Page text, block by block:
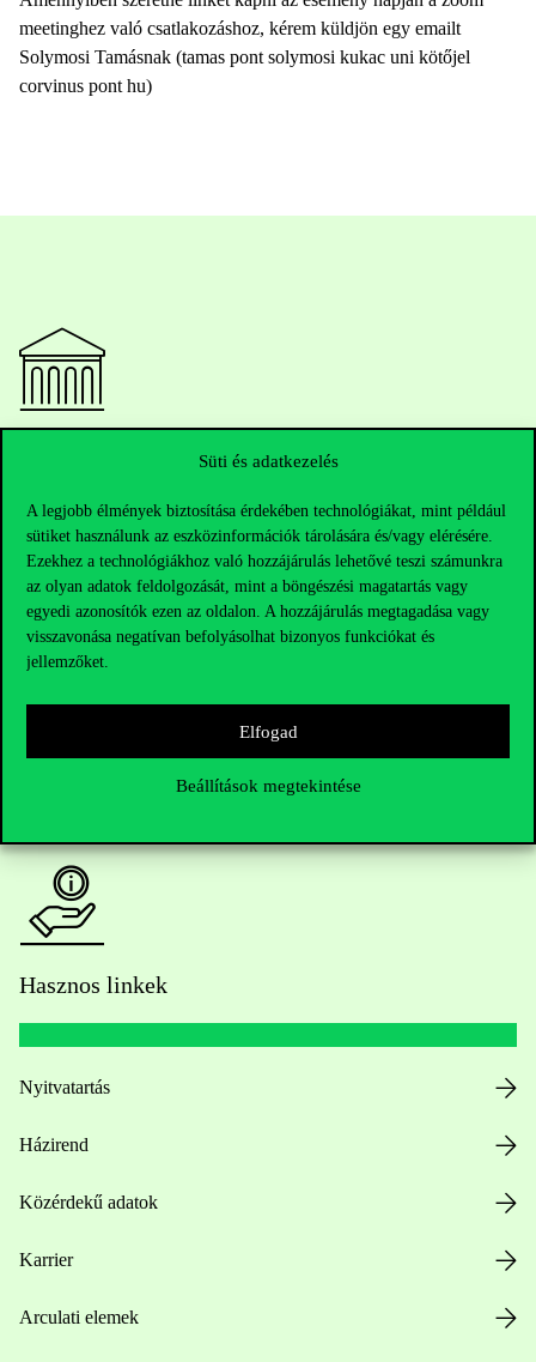
Süti és adatkezelés
A legjobb élmények biztosítása érdekében technológiákat, mint például
sütiket használunk az eszközinformációk tárolására és/vagy elérésére.
Ezekhez a technológiákhoz való hozzájárulás lehetővé teszi számunkra
az olyan adatok feldolgozását, mint a böngészési magatartás vagy
egyedi azonosítók ezen az oldalon. A hozzájárulás megtagadása vagy
visszavonása negatívan befolyásolhat bizonyos funkciókat és
jellemzőket.
Elfogad
Beállítások megtekintése
meetinghez való csatlakozáshoz, kérem küldjön egy emailt
Solymosi Tamásnak (tamas pont solymosi kukac uni kötőjel
corvinus pont hu)
Telefonszám:+36 1 482 5000
Kérdésed van a felvételivel kapcsolatban?
Oktatói elérhetőségek
HUB jelenlegi hallgatóinknak
press@uni-corvinus.hu
Hasznos linkek
Nyitvatartás
Házirend
Közérdekű adatok
Karrier
Arculati elemek